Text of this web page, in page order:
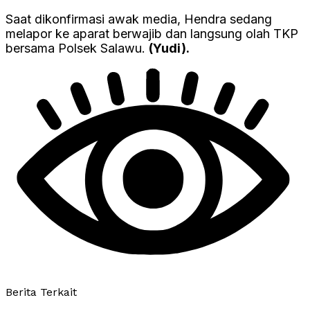
Saat dikonfirmasi awak media, Hendra sedang
melapor ke aparat berwajib dan langsung olah TKP
bersama Polsek Salawu. (Yudi).
Berita Terkait